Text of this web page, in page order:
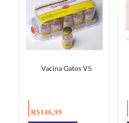
Vacina Gatos V5
R$146,99